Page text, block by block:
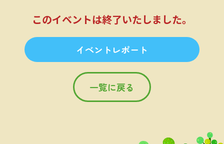
このイベントは終了いたしました。
イベントレポート
一覧に戻る